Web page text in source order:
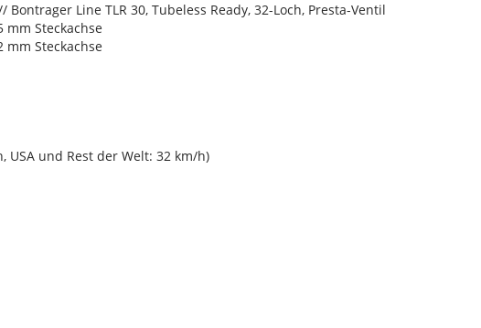
Line TLR 30, Tubeless Ready, 32-Loch, Presta-Ventil
mm Steckachse
mm Steckachse
USA und Rest der Welt: 32 km/h)